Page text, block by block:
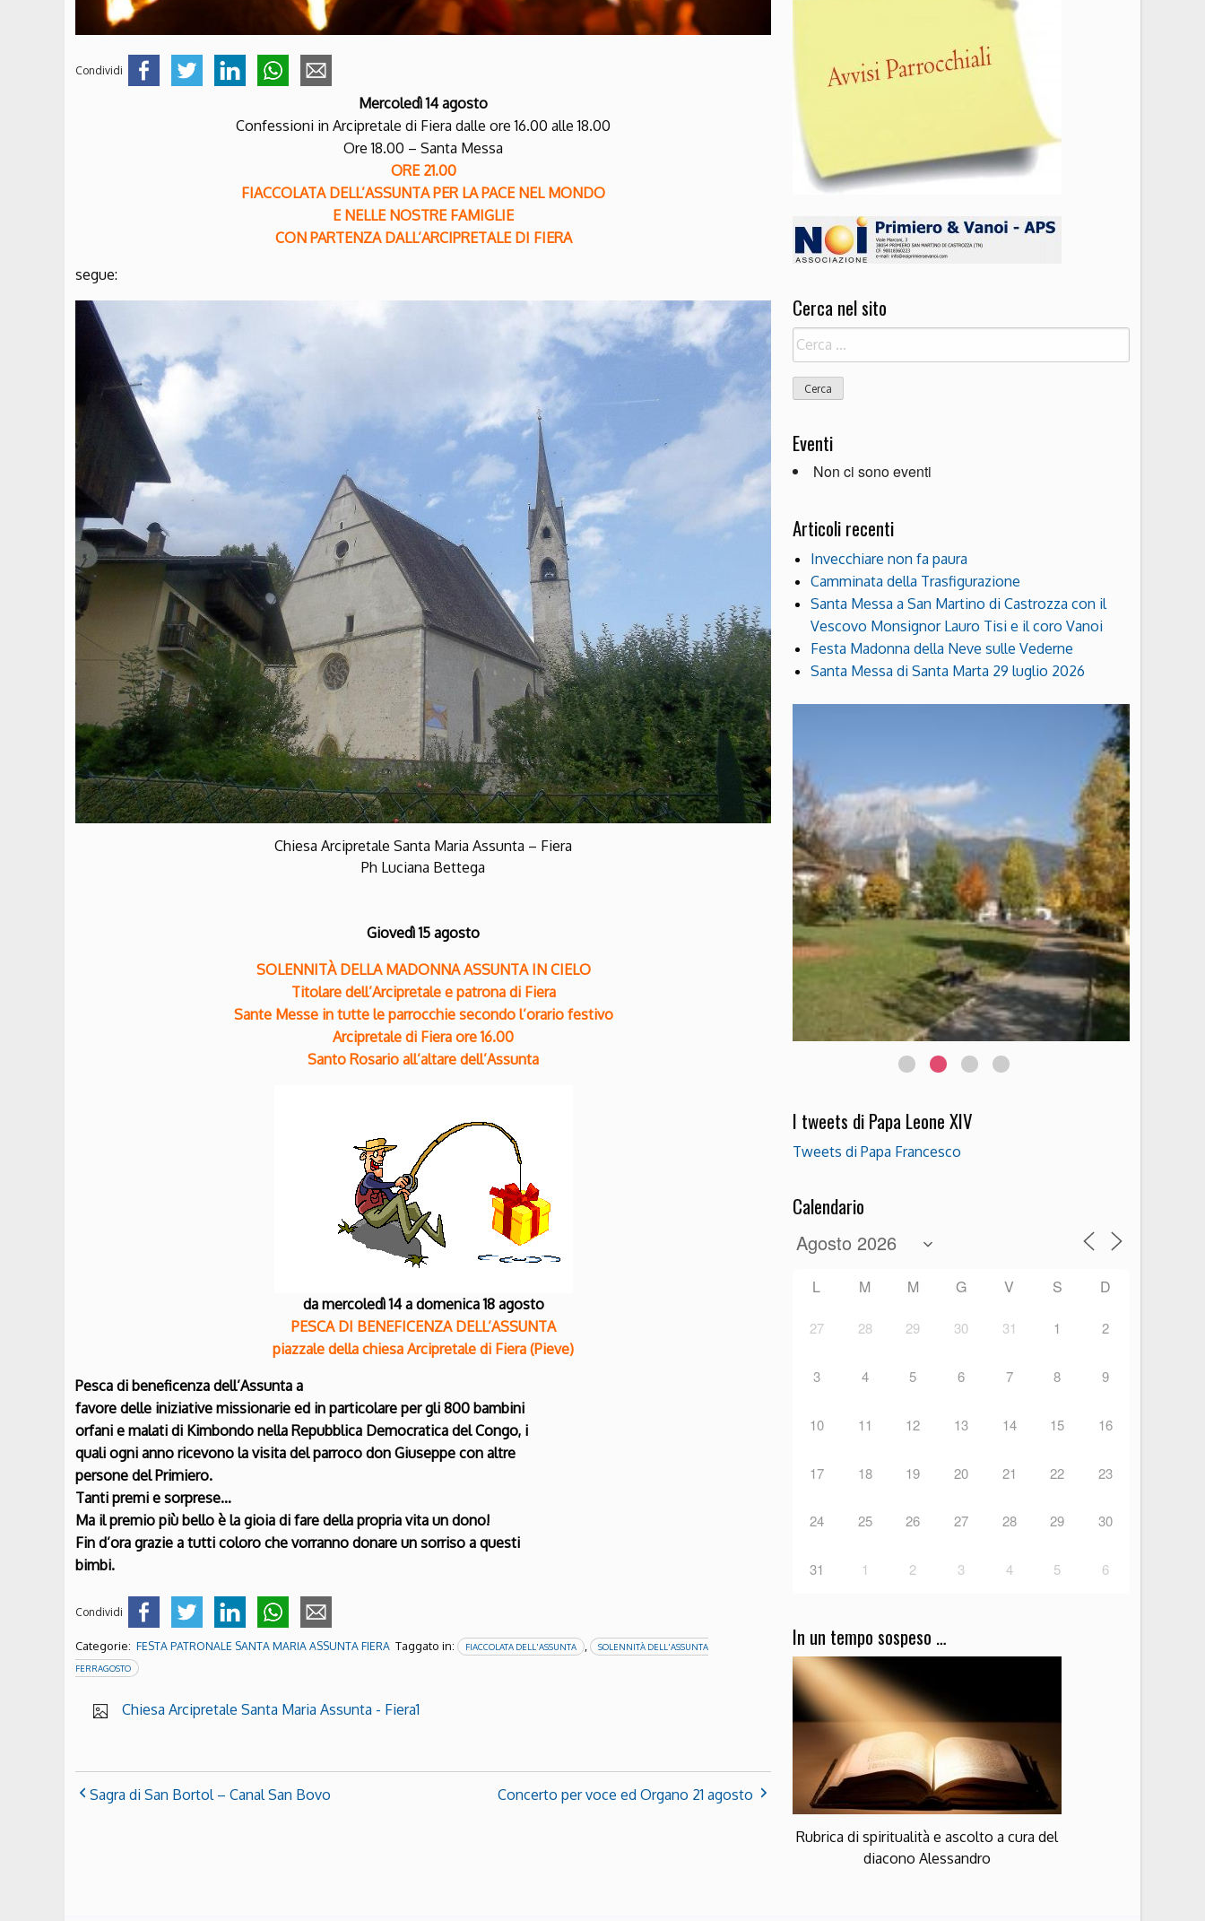
Condividi
Mercoledì 14 agosto
Confessioni in Arcipretale di Fiera dalle ore 16.00 alle 18.00
Ore 18.00 – Santa Messa
ORE 21.00
FIACCOLATA DELL’ASSUNTAPER LA PACE NEL MONDO
E NELLE NOSTRE FAMIGLIE
CON PARTENZA DALL’ARCIPRETALE DI FIERA
segue:
Chiesa Arcipretale Santa Maria Assunta – Fiera
Ph Luciana Bettega
Giovedì 15 agosto
SOLENNITÀ DELLA MADONNA ASSUNTA IN CIELO
Titolare dell’Arcipretale e patrona di Fiera
Sante Messe in tutte le parrocchie secondo l’orario festivo
Arcipretale di Fiera ore 16.00
Santo Rosario all’altare dell’Assunta
da mercoledì 14 a domenica 18 agosto
PESCA DI BENEFICENZA DELL’ASSUNTA
piazzale della chiesa Arcipretale di Fiera (Pieve)
Pesca di beneficenza dell’Assunta a
favore delle iniziative missionarie ed in particolare per gli 800 bambini
orfani e malati di Kimbondo nella Repubblica Democratica del Congo, i
quali ogni anno ricevono la visita del parroco don Giuseppe con altre
persone del Primiero.
Tanti premi e sorprese…
Ma il premio più bello è la gioia di fare della propria vita un dono!
Fin d’ora grazie a tutti coloro che vorranno donare un sorriso a questi
bimbi.
Condividi
Categorie: FESTA PATRONALE SANTA MARIA ASSUNTA FIERA Taggato in: FIACCOLATA DELL'ASSUNTA
SOLENNITÀ DELL'ASSUNTA
FERRAGOSTO
Chiesa Arcipretale Santa Maria Assunta - Fiera1
Sagra di San Bortol – Canal San Bovo Concerto per voce ed Organo 21 agosto
Cerca nel sito
Ricerca
per:
Eventi
Non ci sono eventi
Articoli recenti
Invecchiare non fa paura
Camminata della Trasfigurazione
Santa Messa a San Martino di Castrozza con il
Vescovo Monsignor Lauro Tisi e il coro Vanoi
Festa Madonna della Neve sulle Vederne
Santa Messa di Santa Marta 29 luglio 2026
I tweets di Papa Leone XIV
Tweets di Papa Francesco
Calendario
L M M G V S D
27 28 29 30 31 1 2
3 4 5 6 7 8 9
10 11 12 13 14 15 16
17 18 19 20 21 22 23
24 25 26 27 28 29 30
31 1 2 3 4 5 6
In un tempo sospeso …
Rubrica di spiritualità e ascolto a cura del
diacono Alessandro